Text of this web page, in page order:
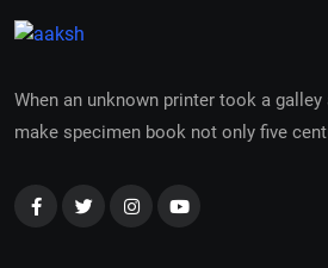
When an unknown printer took a
make specimen book not only five